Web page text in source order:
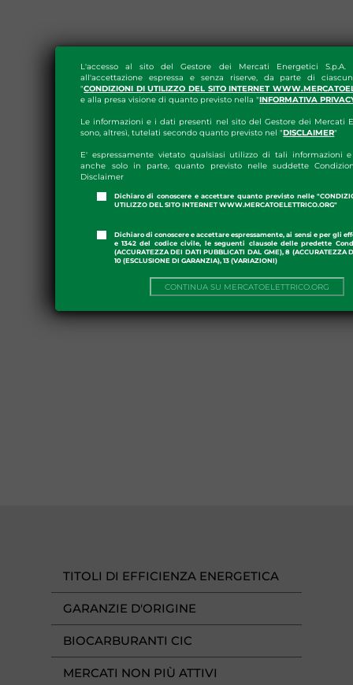
L'accesso al sito del Gestore dei Mercati Energetici S.p.A.
all'accettazione espressa e senza riserve, da parte di
"CONDIZIONI DI UTILIZZO DEL SITO INTERNET
e alla presa visione di quanto previsto nella "INFORMATIVA
Le informazioni e i dati presenti nel sito del Gestore dei Mercati
sono, altresì, tutelati secondo quanto previsto nel "DISCLAIMER"
E' espressamente vietato qualsiasi utilizzo di tali informazioni
anche solo in parte, quanto previsto nelle suddette
Disclaimer
Dichiaro di conoscere e accettare quanto previsto nelle
UTILIZZO DEL SITO INTERNET WWW.MERCATOELETTRICO.ORG"
Dichiaro di conoscere e accettare espressamente, ai sensi e per gli
e 1342 del codice civile, le seguenti clausole delle predette
(ACCURATEZZA DEI DATI PUBBLICATI DAL GME), 8 (ACCURATEZZA
10 (ESCLUSIONE DI GARANZIA), 13 (VARIAZIONI)
CONTINUA SU MERCATOELETTRICO.ORG
TITOLI DI EFFICIENZA ENERGETICA
GARANZIE D'ORIGINE
BIOCARBURANTI CIC
MERCATI NON PIÙ ATTIVI